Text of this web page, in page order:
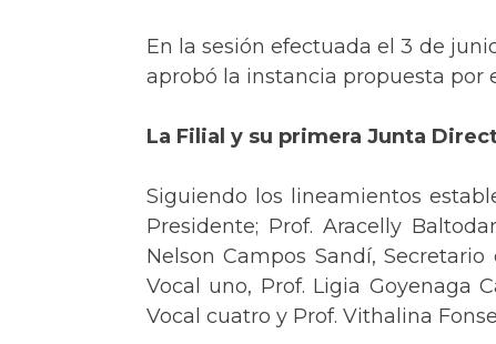
En la sesión efectuada el 3 de
aprobó la instancia propuesta por
La Filial y su primera Junta
Siguiendo los lineamientos
Presidente; Prof. Aracelly
Nelson Campos Sandí,
Vocal uno, Prof. Ligia Goyenaga
Vocal cuatro y Prof. Vithalina